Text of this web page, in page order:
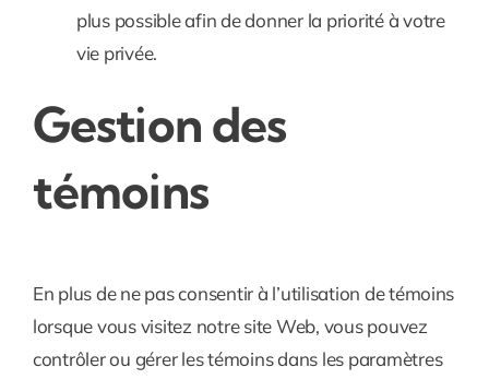
plus possible afin de donner la priorité à votre
vie privée.
Gestion des
témoins
En plus de ne pas consentir à l’utilisation de témoins
lorsque vous visitez notre site Web, vous pouvez
contrôler ou gérer les témoins dans les paramètres